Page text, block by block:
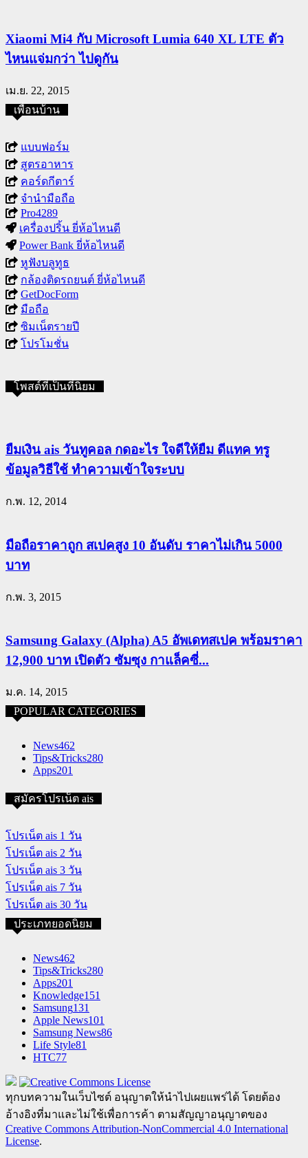
Xiaomi Mi4 กับ Microsoft Lumia 640 XL LTE ตัว
ไหนแจ่มกว่า ไปดูกัน
เม.ย. 22, 2015
เพื่อนบ้าน
แบบฟอร์ม
สูตรอาหาร
คอร์ดกีตาร์
จำนำมือถือ
Pro4289
เครื่องปริ้น ยี่ห้อไหนดี
Power Bank ยี่ห้อไหนดี
หูฟังบลูทูธ
กล้องติดรถยนต์ ยี่ห้อไหนดี
GetDocForm
มือถือ
ซิมเน็ตรายปี
โปรโมชั่น
โพสต์ที่เป็นที่นิยม
ยืมเงิน ais วันทูคอล กดอะไร ใจดีให้ยืม ดีแทค ทรู
ข้อมูลวิธีใช้ ทำความเข้าใจระบบ
ก.พ. 12, 2014
มือถือราคาถูก สเปคสูง 10 อันดับ ราคาไม่เกิน 5000
บาท
ก.พ. 3, 2015
Samsung Galaxy (Alpha) A5 อัพเดทสเปค พร้อมราคา
12,900 บาท เปิดตัว ซัมซุง กาแล็คซี่...
ม.ค. 14, 2015
POPULAR CATEGORIES
News462
Tips&Tricks280
Apps201
สมัครโปรเน็ต ais
โปรเน็ต ais 1 วัน
โปรเน็ต ais 2 วัน
โปรเน็ต ais 3 วัน
โปรเน็ต ais 7 วัน
โปรเน็ต ais 30 วัน
ประเภทยอดนิยม
News462
Tips&Tricks280
Apps201
Knowledge151
Samsung131
Apple News101
Samsung News86
Life Style81
HTC77
ทุกบทความในเว็บไซต์ อนุญาตให้นำไปเผยแพร่ได้ โดยต้อง
อ้างอิงที่มาและไม่ใช้เพื่อการค้า ตามสัญญาอนุญาตของ
Creative Commons Attribution-NonCommercial 4.0 International
License.